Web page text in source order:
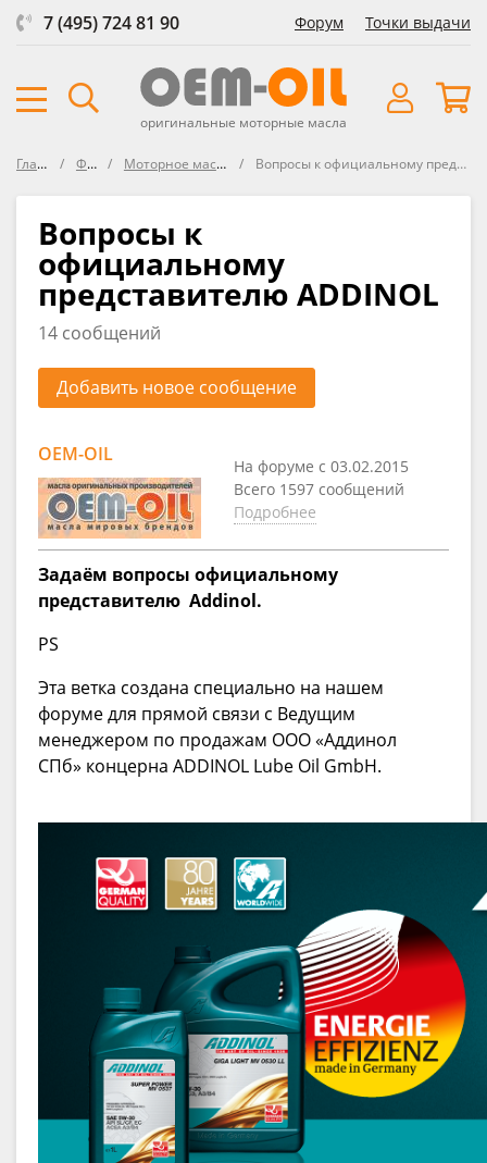
7 (495) 724 81 90 Форум Точки выдачи
оригинальные моторные масла
Главная Форум Моторное масло ADDINOL Вопросы к официальному представителю ADDINOL
Вопросы к
официальному
представителю ADDINOL
14 сообщений
Добавить новое сообщение
OEM-OIL
На форуме с 03.02.2015
Всего 1597 сообщений
Подробнее
Задаём вопросы официальному
представителю Addinol.
PS
Эта ветка создана специально на нашем
форуме для прямой связи с Ведущим
менеджером по продажам ООО «Аддинол
СПб» концерна ADDINOL Lube Oil GmbH.